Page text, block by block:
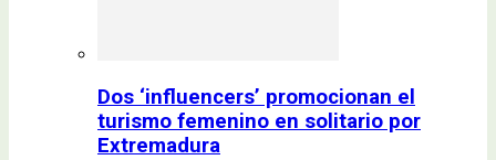
Dos ‘influencers’ promocionan el
turismo femenino en solitario por
Extremadura